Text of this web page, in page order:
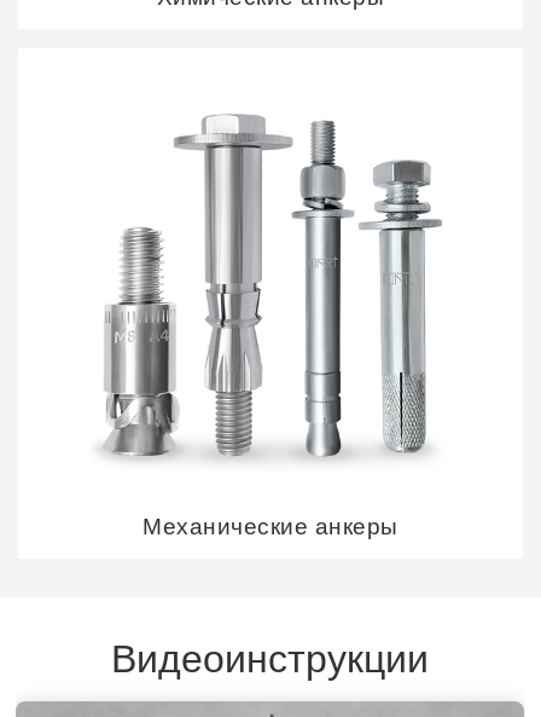
Механические анкеры
Видеоинструкции